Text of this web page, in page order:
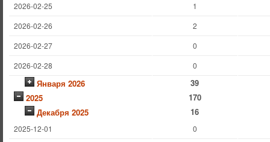
2026-02-25
1
2026-02-26
2
2026-02-27
0
2026-02-28
0
Января 2026
39
2025
170
Декабря 2025
16
2025-12-01
0